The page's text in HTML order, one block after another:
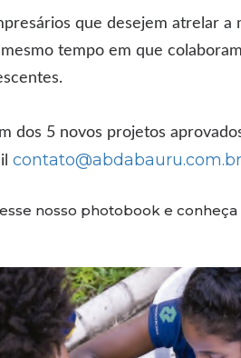
que desejem atrelar a
tempo em que
dos 5 novos projetos
contato@abdabauru.com.br
nosso photobook e